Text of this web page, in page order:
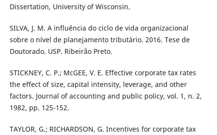
Dissertation, University of Wisconsin.
SILVA, J. M. A influência do ciclo de vida organizacional
sobre o nível de planejamento tributário. 2016. Tese de
Doutorado. USP. Ribeirão Preto.
STICKNEY, C. P.; McGEE, V. E. Effective corporate tax rates
the effect of size, capital intensity, leverage, and other
factors. Journal of accounting and public policy, vol. 1, n. 2,
1982, pp. 125-152.
TAYLOR, G.; RICHARDSON, G. Incentives for corporate tax